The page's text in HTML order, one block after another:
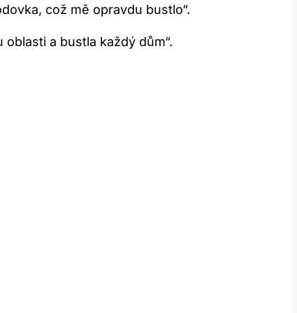
což mě opravdu bustlo“.
a bustla každý dům“.